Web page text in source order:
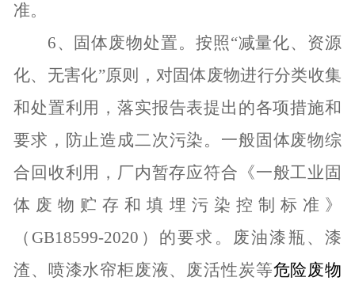
准。
6、 固体废物处置。按照“减量化、资源
化、无害化”原则，对固体废物进行分类收集
和处置利用， 落实报告表提出的各项措施和
要求， 防止造成二次污染。 一般固体废物综
合回收利用，厂内暂存应符合《一般工业固
体废物贮存和填埋污染控制标准》
（ GB18599-2020 ）的要求。废油漆瓶、漆
渣、喷漆水帘柜废液、废活性炭等危险废物